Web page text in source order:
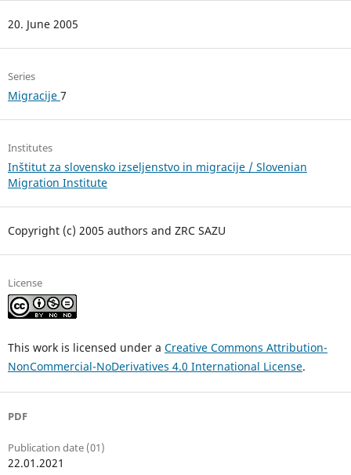
20. June 2005
Series
Migracije 7
Institutes
Inštitut za slovensko izseljenstvo in migracije / Slovenian
Migration Institute
Copyright (c) 2005 authors and ZRC SAZU
License
This work is licensed under a Creative Commons Attribution-
NonCommercial-NoDerivatives 4.0 International License.
PDF
Publication date (01)
22.01.2021